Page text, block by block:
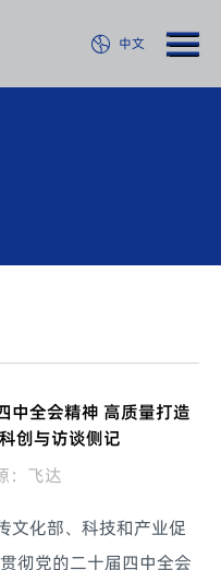
中文
中全会精神 高质量打造
创与访谈侧记
：飞达
化部、科技和产业促
彻党的二十届四中全会